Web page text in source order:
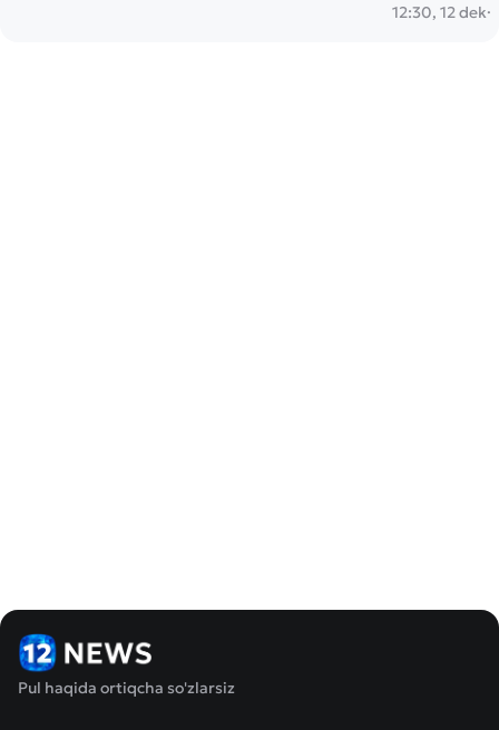
12:30, 12 dek·
Pul haqida ortiqcha so'zlarsiz